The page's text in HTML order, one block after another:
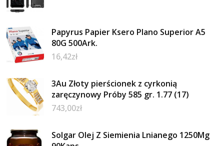
Papyrus Papier Ksero Plano Superior A5
80G 500Ark.
16,42zł
3Au Złoty pierścionek z cyrkonią
zaręczynowy Próby 585 gr. 1.77 (17)
743,00zł
Solgar Olej Z Siemienia Lnianego 1250Mg